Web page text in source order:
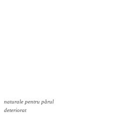
naturale pentru părul
deteriorat